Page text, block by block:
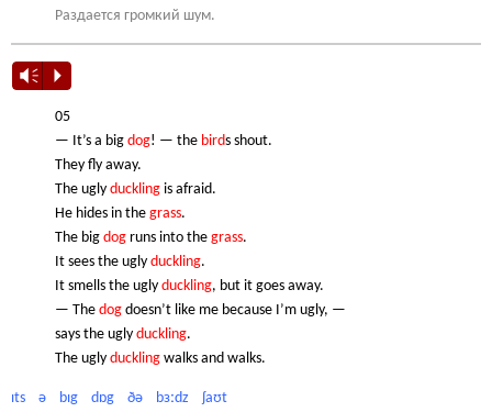
Раздается громкий шум.
Vm P
05
— It’s a big dog! — the birds shout.
They fly away.
The ugly duckling is afraid.
He hides in the grass.
The big dog runs into the grass.
It sees the ugly duckling.
It smells the ugly duckling, but it goes away.
— The dog doesn’t like me because I’m ugly, —
says the ugly duckling.
The ugly duckling walks and walks.
ɪts ə bɪg dɒg ðə bɜːdz
ʃaʊt